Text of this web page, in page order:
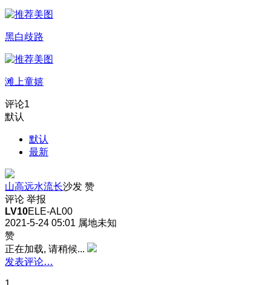
黑白歧路
滩上童嬉
评论1
默认
默认
最新
山高远水流长沙发 赞
评论 举报
LV10ELE-AL00
2021-5-24 05:01 属地未知
赞
正在加载, 请稍候...
发表评论…